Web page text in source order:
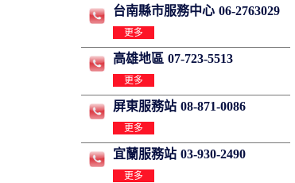
台南縣市服務中心 06-2763029
更多
高雄地區 07-723-5513
更多
屏東服務站 08-871-0086
更多
宜蘭服務站 03-930-2490
更多